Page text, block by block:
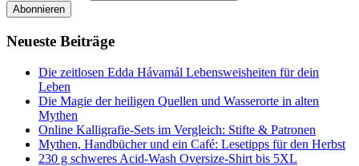
Neueste Beiträge
Die zeitlosen Edda Hávamál Lebensweisheiten für dein
Leben
Die Magie der heiligen Quellen und Wasserorte in alten
Mythen
Online Kalligrafie‑Sets im Vergleich: Stifte & Patronen
Mythen, Handbücher und ein Café: Lesetipps für den Herbst
230 g schweres Acid-Wash Oversize-Shirt bis 5XL